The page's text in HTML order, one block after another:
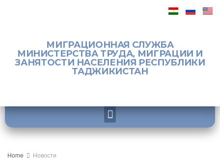
МИГРАЦИОННАЯ СЛУЖБА
МИНИСТЕРСТВА ТРУДА, МИГРАЦИИ И
ЗАНЯТОСТИ НАСЕЛЕНИЯ РЕСПУБЛИКИ
ТАДЖИКИСТАН
Home Новости